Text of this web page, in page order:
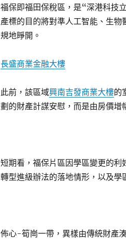
福保即福田保稅區，是“深港科技
產標的目的將對準人工智能、生
規地睜開。
長盛商業金融大樓
此前，該區域興南吉發商業大樓的
劃的財產計謀安慰，而是由房價增
短期看，福保片區因學區變更的
轉型進級辦法的落地情形，以及學
佈心-筍崗一帶，異樣由傳統財產